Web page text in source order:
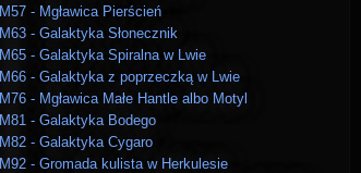
M57 - Mgławica Pierścień
M63 - Galaktyka Słonecznik
M65 - Galaktyka Spiralna w Lwie
M66 - Galaktyka z poprzeczką w Lwie
M76 - Mgławica Małe Hantle albo Motyl
M81 - Galaktyka Bodego
M82 - Galaktyka Cygaro
M92 - Gromada kulista w Herkulesie